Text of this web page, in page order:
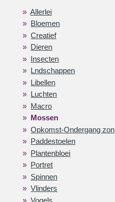
Allerlei
Bloemen
Creatief
Dieren
Insecten
Lndschappen
Libellen
Luchten
Macro
Mossen
Opkomst-Ondergang zon
Paddestoelen
Plantenbloei
Portret
Spinnen
Vlinders
Vogels